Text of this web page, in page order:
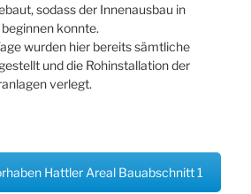
sodass der Innenausbau in
konnte.
wurden hier bereits sämtliche
und die Rohinstallation der
verlegt.
Hattler Areal Bauabschnitt 1